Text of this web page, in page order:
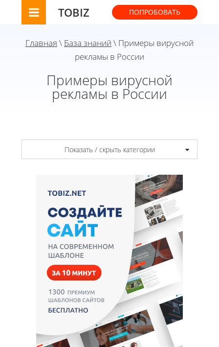
TOBIZ ПОПРОБОВАТЬ
Главная \ База знаний \ Примеры вирусной
рекламы в России
Примеры вирусной
рекламы в России
Показать / скрыть категории